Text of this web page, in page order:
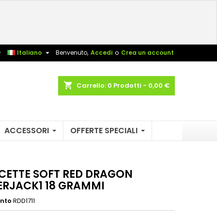
Benvenuto, Accedi o Crea un account
Italiano 
shopping_cart Carrello: 0 Prodotti - 0,00 €
ACCESSORI OFFERTE SPECIALI
SOFT RED DRAGON
18 GRAMMI
RDD1711